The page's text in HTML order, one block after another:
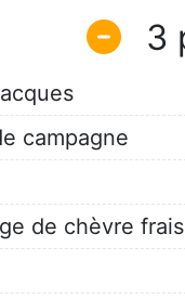
3
campagne
de chèvre frais